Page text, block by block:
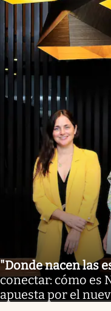
"Donde nacen las
conectar: cómo es
apuesta por el